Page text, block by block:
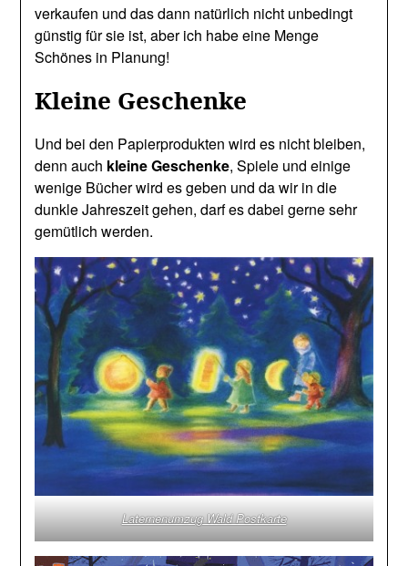
verkaufen und das dann natürlich nicht unbedingt
günstig für sie ist, aber ich habe eine Menge
Schönes in Planung!
Kleine Geschenke
Und bei den Papierprodukten wird es nicht bleiben,
denn auch kleine Geschenke, Spiele und einige
wenige Bücher wird es geben und da wir in die
dunkle Jahreszeit gehen, darf es dabei gerne sehr
gemütlich werden.
Laternenumzug Wald Postkarte